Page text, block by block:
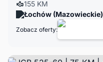
155 KM
Łochów (Mazowieckie)
Zobacz oferty: